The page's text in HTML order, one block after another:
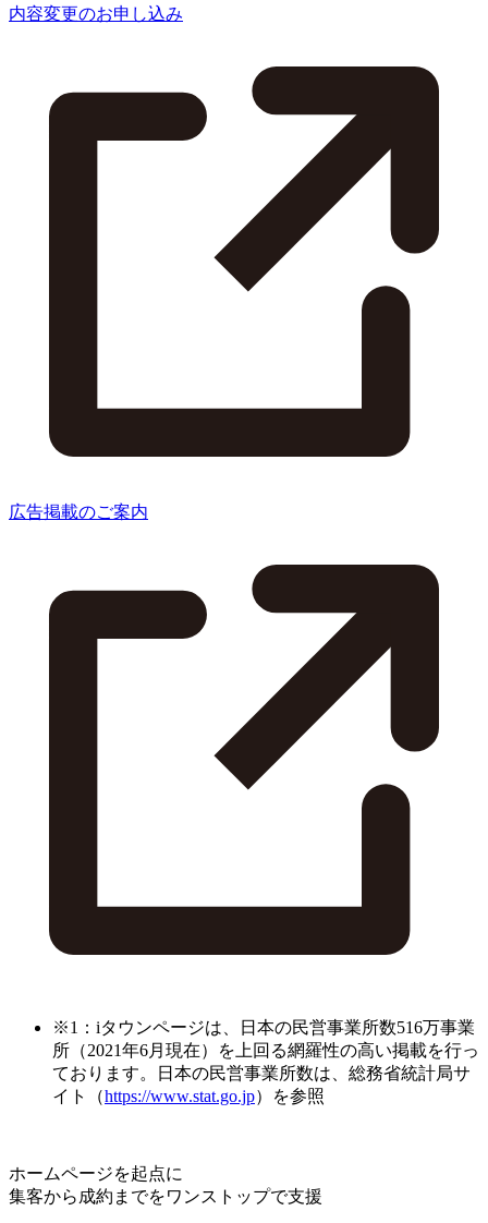
内容変更のお申し込み
広告掲載のご案内
※1：iタウンページは、日本の民営事業所数516万事業
所（2021年6月現在）を上回る網羅性の高い掲載を行っ
ております。日本の民営事業所数は、総務省統計局サ
イト（https://www.stat.go.jp）を参照
ホームページを起点に
集客から成約までをワンストップで支援